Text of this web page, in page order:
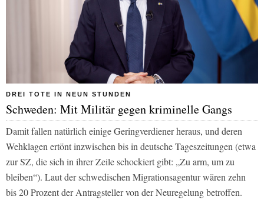
DREI TOTE IN NEUN STUNDEN
Schweden: Mit Militär gegen kriminelle Gangs
Damit fallen natürlich einige Geringverdiener heraus, und deren
Wehklagen ertönt inzwischen bis in deutsche Tageszeitungen (etwa
zur SZ, die sich in ihrer Zeile schockiert gibt: „Zu arm, um zu
bleiben“). Laut der schwedischen Migrationsagentur wären zehn
bis 20 Prozent der Antragsteller von der Neuregelung betroffen.